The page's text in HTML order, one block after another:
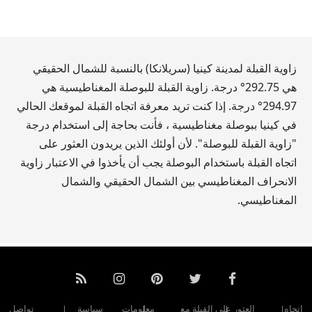
زاوية القبلة لمدينة كينيا (سريلانكا) بالنسبة للشمال الحقيقي
هي292.75° درجة. زاوية القبلة للبوصلة المغناطيسية هي
294.97° درجة. إذا كنت تريد معرفة اتجاه القبلة لموقعك الحالي
في كينيا ببوصلة مغناطيسية ، فأنت بحاجة إلى استخدام درجة
"زاوية القبلة للبوصلة". لأن أولئك الذين يريدون العثور على
اتجاه القبلة باستخدام البوصلة يجب أن يأخذوا في الاعتبار زاوية
الانحراف المغناطيسي بين الشمال الحقيقي والشمال
المغناطيسي.
اتجاه العثور على القبلة مع معلومات سياسة تواصل